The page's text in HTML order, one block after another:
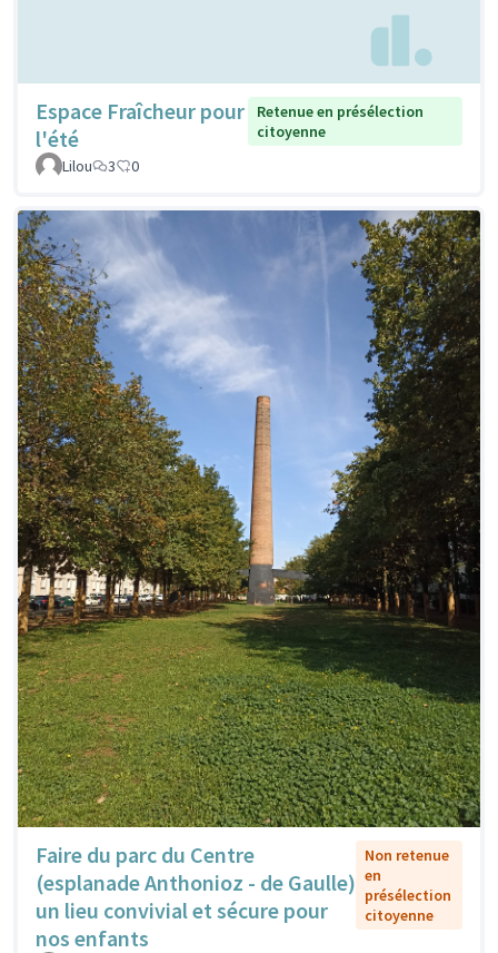
Espace Fraîcheur pour
l'été
Retenue en présélection
citoyenne
Lilou
3 0
Faire du parc du Centre
(esplanade Anthonioz - de Gaulle)
un lieu convivial et sécure pour
nos enfants
Non retenue
en
présélection
citoyenne